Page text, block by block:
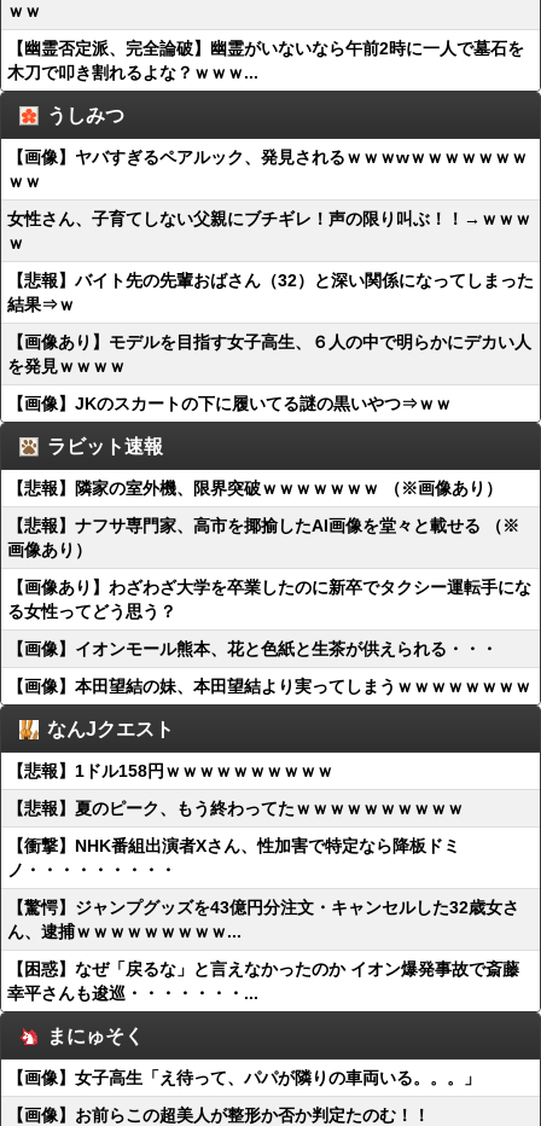
ｗｗ
【幽霊否定派、完全論破】幽霊がいないなら午前2時に一人で墓石を
木刀で叩き割れるよな？ｗｗｗ...
うしみつ
【画像】ヤバすぎるペアルック、発見されるｗｗｗwｗｗｗｗｗｗｗ
ｗｗ
女性さん、子育てしない父親にブチギレ！声の限り叫ぶ！！→ｗｗｗ
ｗ
【悲報】バイト先の先輩おばさん（32）と深い関係になってしまった
結果⇒ｗ
【画像あり】モデルを目指す女子高生、６人の中で明らかにデカい人
を発見ｗｗｗｗ
【画像】JKのスカートの下に履いてる謎の黒いやつ⇒ｗｗ
ラビット速報
【悲報】隣家の室外機、限界突破ｗｗｗｗｗｗｗ （※画像あり）
【悲報】ナフサ専門家、高市を揶揄したAI画像を堂々と載せる （※
画像あり）
【画像あり】わざわざ大学を卒業したのに新卒でタクシー運転手にな
る女性ってどう思う？
【画像】イオンモール熊本、花と色紙と生茶が供えられる・・・
【画像】本田望結の妹、本田望結より実ってしまうｗｗｗｗｗｗｗｗ
なんJクエスト
【悲報】1ドル158円ｗｗｗｗｗｗｗｗｗｗ
【悲報】夏のピーク、もう終わってたｗｗｗｗｗｗｗｗｗｗ
【衝撃】NHK番組出演者Xさん、性加害で特定なら降板ドミ
ノ・・・・・・・・・
【驚愕】ジャンプグッズを43億円分注文・キャンセルした32歳女さ
ん、逮捕ｗｗｗｗｗｗｗｗｗ...
【困惑】なぜ「戻るな」と言えなかったのか イオン爆発事故で斎藤
幸平さんも逡巡・・・・・・・...
まにゅそく
【画像】女子高生「え待って、パパが隣りの車両いる。。。」
【画像】お前らこの超美人が整形か否か判定たのむ！！